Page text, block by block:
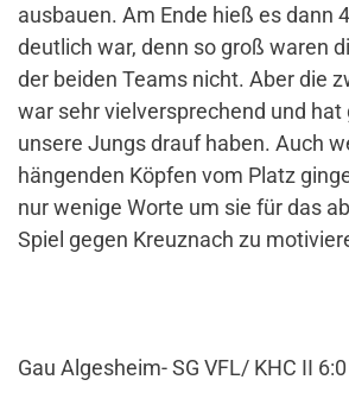
ausbauen. Am Ende hieß es dann
deutlich war, denn so groß waren
der beiden Teams nicht. Aber die
war sehr vielversprechend und
unsere Jungs drauf haben. Auch
hängenden Köpfen vom Platz
nur wenige Worte um sie für das
Spiel gegen Kreuznach zu
Gau Algesheim- SG VFL/ KHC II 6:0